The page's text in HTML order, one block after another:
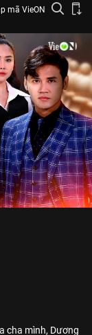
mã VieON
cha mình, Dương